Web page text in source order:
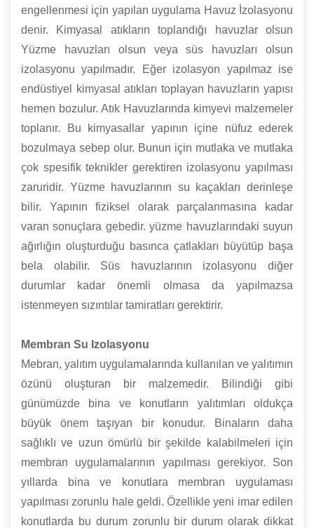
engellenmesi için yapılan uygulama Havuz İzolasyonu
denir. Kimyasal atıkların toplandığı havuzlar olsun
Yüzme havuzları olsun veya süs havuzları olsun
izolasyonu yapılmadır. Eğer izolasyon yapılmaz ise
endüstiyel kimyasal atıkları toplayan havuzların yapısı
hemen bozulur. Atık Havuzlarında kimyevi malzemeler
toplanır. Bu kimyasallar yapının içine nüfuz ederek
bozulmaya sebep olur. Bunun için mutlaka ve mutlaka
çok spesifik teknikler gerektiren izolasyonu yapılması
zaruridir. Yüzme havuzlarının su kaçakları derinleşe
bilir. Yapının fiziksel olarak parçalanmasına kadar
varan sonuçlara gebedir. yüzme havuzlarındaki suyun
ağırlığın oluşturduğu basınca çatlakları büyütüp başa
bela olabilir. Süs havuzlarının izolasyonu diğer
durumlar kadar önemli olmasa da yapılmazsa
istenmeyen sızıntılar tamiratları gerektirir.
Membran Su Izolasyonu
Mebran, yalıtım uygulamalarında kullanılan ve yalıtımın
özünü oluşturan bir malzemedir. Bilindiği gibi
günümüzde bina ve konutların yalıtımları oldukça
büyük önem taşıyan bir konudur. Binaların daha
sağlıklı ve uzun ömürlü bir şekilde kalabilmeleri için
membran uygulamalarının yapılması gerekiyor. Son
yıllarda bina ve konutlara membran uygulaması
yapılması zorunlu hale geldi. Özellikle yeni imar edilen
konutlarda bu durum zorunlu bir durum olarak dikkat